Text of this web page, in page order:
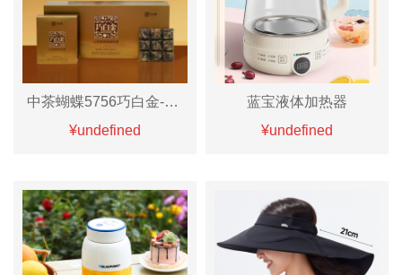
中茶蝴蝶5756巧白金-七年陈寿眉270g
¥undefined
蓝宝液体加热器
¥undefined